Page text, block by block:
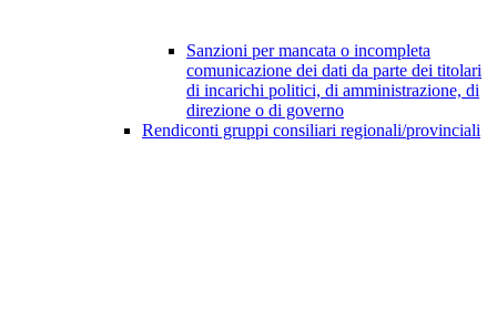
Sanzioni per mancata o incompleta
comunicazione dei dati da parte dei titolari
di incarichi politici, di amministrazione, di
direzione o di governo
Rendiconti gruppi consiliari regionali/provinciali